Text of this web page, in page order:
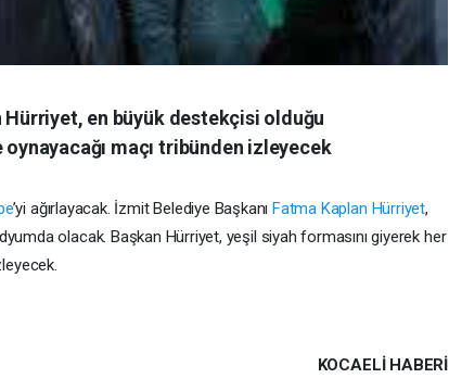
Hürriyet, en büyük destekçisi olduğu
maçı tribünden izleyecek
’yi ağırlayacak. İzmit Belediye BaşkanıFatma Kaplan Hürriyet,
olacak. Başkan Hürriyet, yeşil siyah formasını giyerek her
KOCAELI HABERİ